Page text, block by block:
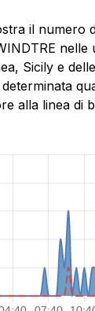
il numero
nelle
Sicily e
alla linea di